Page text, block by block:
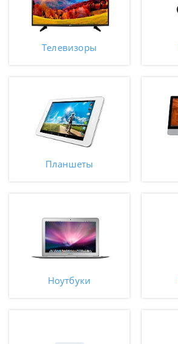
Телевизоры
Планшеты
Ноутбуки